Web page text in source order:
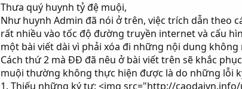
Thưa quý huynh tỷ đệ muội,
Như huynh Admin đã nói ở trên, việc trích dẫn theo
rất nhiều vào tốc độ đường truyền internet và cấu
một bài viết dài vì phải xóa đi những nội dung
Cách thứ 2 mà ĐĐ đã nêu ở bài viết trên sẽ khắc
muội thường không thực hiện được là do những lỗi
1. Thiếu những ký tự: <img src="http://